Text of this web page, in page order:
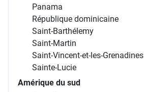
Panama
République dominicaine
Saint-Barthélemy
Saint-Martin
Saint-Vincent-et-les-Grenadines
Sainte-Lucie
Amérique du sud